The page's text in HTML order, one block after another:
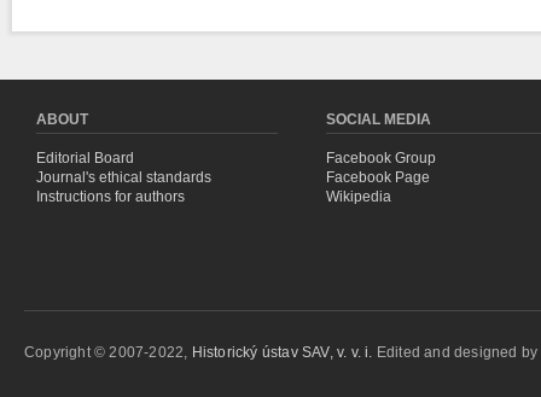
ABOUT
Editorial Board
Journal's ethical standards
Instructions for authors
SOCIAL MEDIA
Facebook Group
Facebook Page
Wikipedia
Copyright © 2007-2022, Historický ústav SAV, v. v. i. Edited and designed by